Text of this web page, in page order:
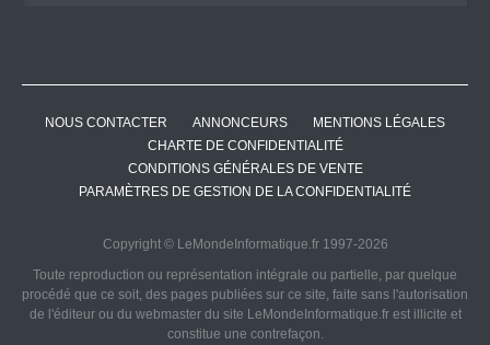
NOUS CONTACTER ANNONCEURS
MENTIONS LÉGALES
CHARTE DE CONFIDENTIALITÉ
CONDITIONS GÉNÉRALES DE VENTE
PARAMÈTRES DE GESTION DE LA CONFIDENTIALITÉ
Copyright © LeMondeInformatique.fr 1997-2026
Toute reproduction ou représentation intégrale ou partielle, par quelque
procédé que ce soit, des pages publiées sur ce site, faite sans l'autorisation
de l'éditeur ou du webmaster du site LeMondeInformatique.fr est illicite et
constitue une contrefaçon.